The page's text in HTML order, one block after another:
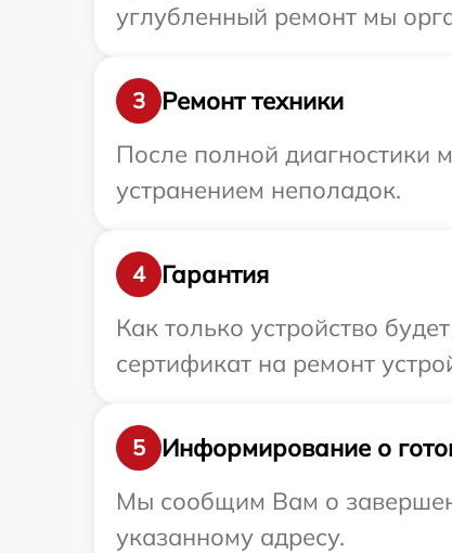
углубленный ремонт мы
3
Ремонт техники
После полной диагностики
устранением неполадок.
4
Гарантия
Как только устройство
сертификат на ремонт
5
Информирование о
Мы сообщим Вам о
указанному адресу.